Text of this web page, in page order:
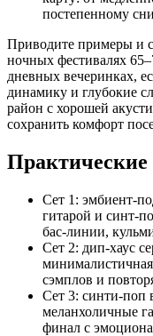
постепенному
Приводите примеры и
ночных фестивалях
дневных вечеринках,
динамику и глубокие
район с хорошей
сохранить комфорт
Сет 1: эмбиент-
гитарой и синт-
бас-линии,
Сет 2: дип-хаус
сэмплов и
Сет 3: синти-поп
меланхоличные
финал с